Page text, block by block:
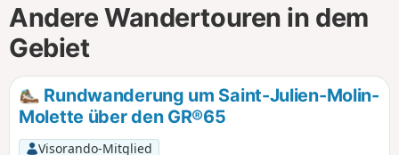
Andere Wandertouren in dem
Gebiet
Rundwanderung um Saint-Julien-Molin-
Molette über den GR®65
Visorando-Mitglied